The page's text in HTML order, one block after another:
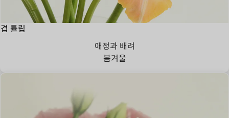
겹 튤립
애정과 배려
봄겨울